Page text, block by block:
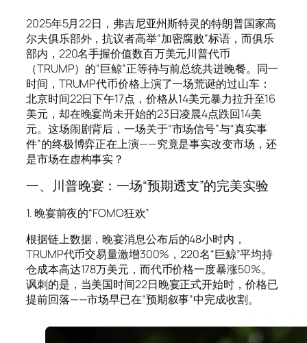
2025年5月22日，弗吉尼亚州斯特灵的特朗普国家高
尔夫俱乐部外，抗议者高举“加密腐败”标语，而俱乐
部内，220名手握价值数百万美元川普代币
（TRUMP）的“巨鲸”正等待与前总统共进晚餐。同一
时间，TRUMP代币价格上演了一场荒诞的过山车：
北京时间22日下午17点，价格从14美元暴力拉升至16
美元，却在晚宴尚未开始的23日凌晨4点跌回14美
元。这场闹剧背后，一场关于“市场信号”与“真实事
件”的终极博弈正在上演——究竟是事实改变市场，还
是市场在虚构事实？
一、川普晚宴：一场“预期透支”的完美实验
1. 晚宴前夜的“FOMO狂欢”
根据链上数据，晚宴消息公布后的48小时内，
TRUMP代币交易量激增300%，220名“巨鲸”平均持
仓成本高达178万美元，而代币价格一度暴涨50%。
讽刺的是，当美国时间22日晚宴正式开始时，价格已
提前回落——市场早已在“预期叙事”中完成收割。